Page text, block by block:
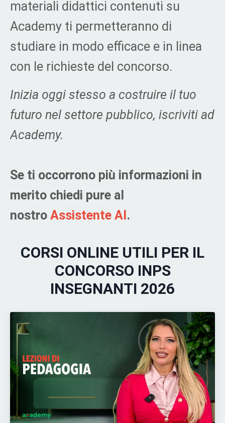
materiali didattici contenuti su
Academy ti permetteranno di
studiare in modo efficace e in linea
con le richieste del concorso.
Inizia oggi stesso a costruire il tuo
futuro nel settore pubblico, iscriviti ad
Academy.
Se ti occorrono più informazioni in
merito chiedi pure al
nostro Assistente AI .
CORSI ONLINE UTILI PER IL
CONCORSO INPS
INSEGNANTI 2026